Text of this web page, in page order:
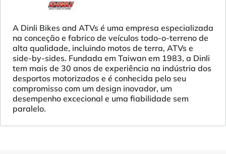
A Dinli Bikes and ATVs é uma empresa especializada
na conceção e fabrico de veículos todo-o-terreno de
alta qualidade, incluindo motos de terra, ATVs e
side-by-sides. Fundada em Taiwan em 1983, a Dinli
tem mais de 30 anos de experiência na indústria dos
desportos motorizados e é conhecida pelo seu
compromisso com um design inovador, um
desempenho excecional e uma fiabilidade sem
paralelo.